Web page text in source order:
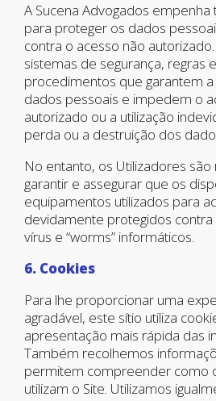
A Sucena Advogados
para proteger os dados
contra o acesso não
sistemas de segurança, regras
procedimentos que garantem
dados pessoais e impedem o
autorizado ou a utilização
perda ou a destruição dos
No entanto, os Utilizadores
garantir e assegurar que os
equipamentos utilizados para
devidamente protegidos
vírus e “worms” informáticos.
6. Cookies
Para lhe proporcionar uma
agradável, este sítio utiliza
apresentação mais rápida das
Também recolhemos
permitem compreender como
utilizam o Site. Utilizamos